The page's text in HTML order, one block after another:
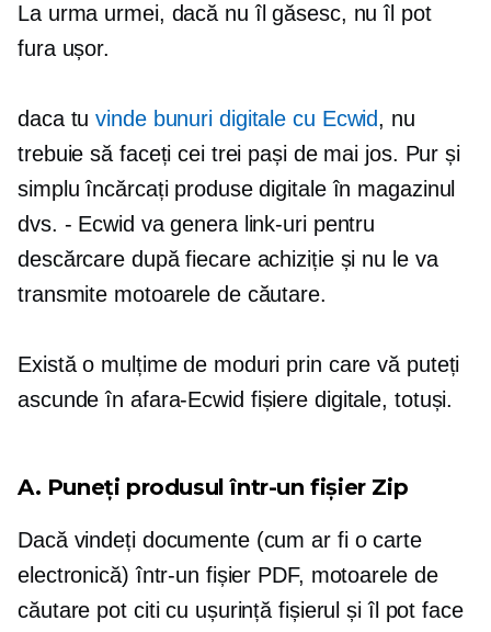
La urma urmei, dacă nu îl găsesc, nu îl pot
fura ușor.
daca tuvinde bunuri digitale cu Ecwid, nu
trebuie să faceți cei trei pași de mai jos. Pur și
simplu încărcați produse digitale în magazinul
dvs. - Ecwid va genera link-uri pentru
descărcare după fiecare achiziție și nu le va
transmite motoarele de căutare.
Există o mulțime de moduri prin care vă puteți
ascundeîn afara-Ecwid fișiere digitale, totuși.
A. Puneți produsul într-un fișier Zip
Dacă vindeți documente (cum ar fi o carte
electronică) într-un fișier PDF, motoarele de
căutare pot citi cu ușurință fișierul și îl pot face